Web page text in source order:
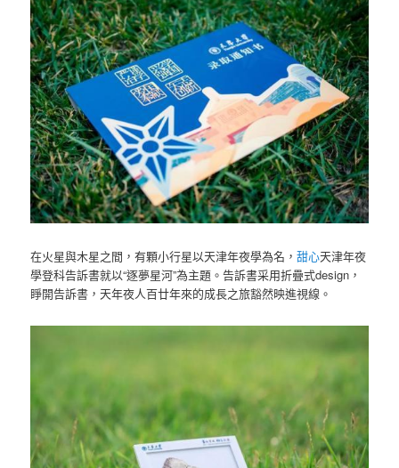
在火星與木星之間，有顆小行星以天津年夜學為名，甜心天津年夜
學登科告訴書就以“逐夢星河”為主題。告訴書采用折疊式design，
睜開告訴書，天年夜人百廿年來的成長之旅豁然映進視線。